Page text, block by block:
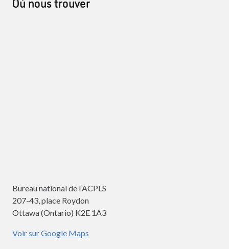
Bureau national de l’ACPLS
207-43, place Roydon
Ottawa (Ontario) K2E 1A3
Voir sur Google Maps